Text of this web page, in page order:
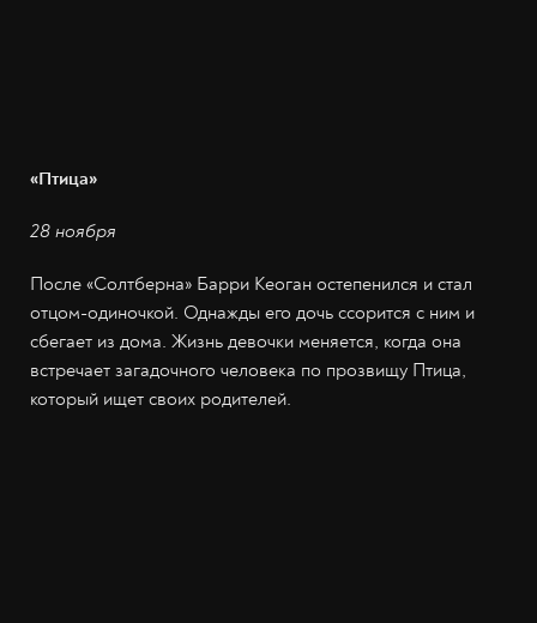
«Птица»
28 ноября
После «Солтберна» Барри Кеоган остепенился и стал
отцом-одиночкой. Однажды его дочь ссорится с ним и
сбегает из дома. Жизнь девочки меняется, когда она
встречает загадочного человека по прозвищу Птица,
который ищет своих родителей.